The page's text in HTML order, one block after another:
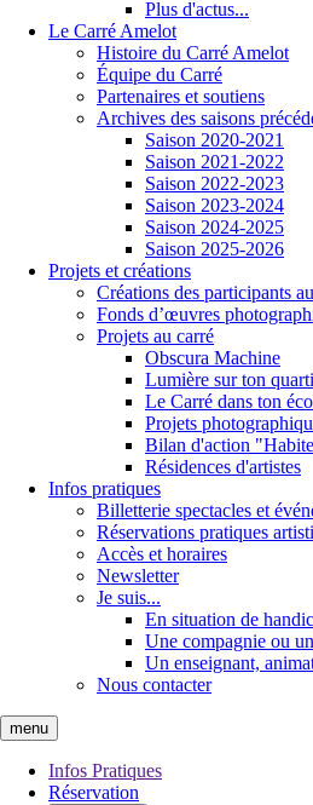
Plus d'actus...
Le Carré Amelot
Histoire du Carré Amelot
Équipe du Carré
Partenaires et soutiens
Archives des saisons
Saison 2020-2021
Saison 2021-2022
Saison 2022-2023
Saison 2023-2024
Saison 2024-2025
Saison 2025-2026
Projets et créations
Créations des participants
Fonds d’œuvres
Projets au carré
Obscura Machine
Lumière sur ton
Le Carré dans ton
Projets
Bilan d'action
Résidences d'artistes
Infos pratiques
Billetterie spectacles et
Réservations pratiques
Accès et horaires
Newsletter
Je suis...
En situation de
Une compagnie ou
Un enseignant,
Nous contacter
menu
Infos Pratiques
Réservation